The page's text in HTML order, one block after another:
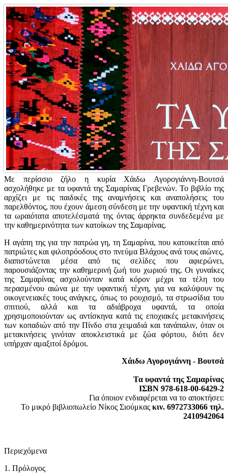
Με περίσσιο ζήλο η κυρία Χάιδω Αγορογιάννη-Βουτσά
ασχολήθηκε με τα υφαντά της Σαμαρίνας Γρεβενών. Το βιβλίο της
αρχίζει με τις παιδικές της αναμνήσεις και αναπολήσεις του
παρελθόντος, που έχουν άμεση σύνδεση με την υφαντική τέχνη και
τα ωραιότατα αποτελέσματά της όντας άρρηκτα συνδεδεμένα με
την καθημερινότητα των κατοίκων της Σαμαρίνας.
Η αγάπη της για την πατρώα γη, τη Σαμαρίνα, που κατοικείται από
πατριώτες και φιλοπρόοδους στο πνεύμα Βλάχους ανά τους αιώνες,
διαπιστώνεται μέσα από τις σελίδες που αφιερώνει,
παρουσιάζοντας την καθημερινή ζωή του χωριού της. Οι γυναίκες
της Σαμαρίνας ασχολούνταν κατά κόρον μέχρι τα τέλη του
περασμένου αιώνα με την υφαντική τέχνη, για να καλύψουν τις
οικογενειακές τους ανάγκες, όπως το ρουχισμό, τα στρωσίδια του
σπιτιού, αλλά και τα αδιάβροχα υφαντά, τα οποία
χρησιμοποιούνταν ως αντίσκηνα κατά τις εποχιακές μετακινήσεις
των κοπαδιών από την Πίνδο στα χειμαδιά και τανάπαλιν, όταν οι
μετακινήσεις γινόταν αποκλειστικά με ζώα φόρτου, διότι δεν
υπήρχαν αμαξιτοί δρόμοι.
Χάιδω Αγορογιάννη - Βουτσά
Τα υφαντά της Σαμαρίνας
ΙΣΒΝ 978-618-00-6429-2
Για όποιον ενδιαφέρεται να το αποκτήσει:
Το μικρό βιβλιοπωλείο Νίκος Σιούμκας κιν. 6972733066 τηλ.
2410942064
Περιεχόμενα
1. Πρόλογος